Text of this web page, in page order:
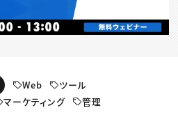
ップWeb
ツール
マーケティング 管理